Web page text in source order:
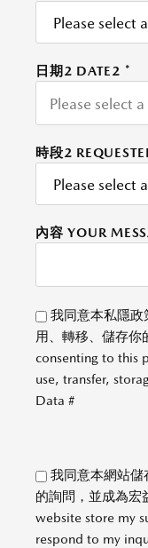
日期2 DATE2 *
時段2
內容 YOUR
我同意本私隱政
用、轉移、儲存你
consenting to this
use, transfer,
Data #
我同意本網站
的詢問，並成為宏
website store my
respond to my